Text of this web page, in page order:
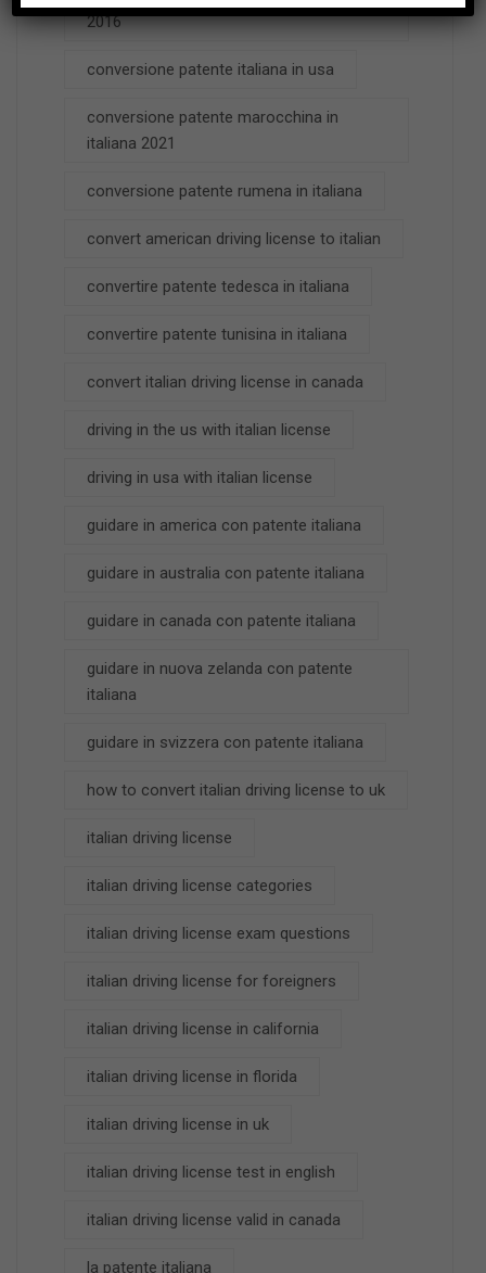
2016
conversione patente italiana in usa
conversione patente marocchina in
italiana 2021
conversione patente rumena in italiana
convert american driving license to italian
convertire patente tedesca in italiana
convertire patente tunisina in italiana
convert italian driving license in canada
driving in the us with italian license
driving in usa with italian license
guidare in america con patente italiana
guidare in australia con patente italiana
guidare in canada con patente italiana
guidare in nuova zelanda con patente
italiana
guidare in svizzera con patente italiana
how to convert italian driving license to uk
italian driving license
italian driving license categories
italian driving license exam questions
italian driving license for foreigners
italian driving license in california
italian driving license in florida
italian driving license in uk
italian driving license test in english
italian driving license valid in canada
la patente italiana